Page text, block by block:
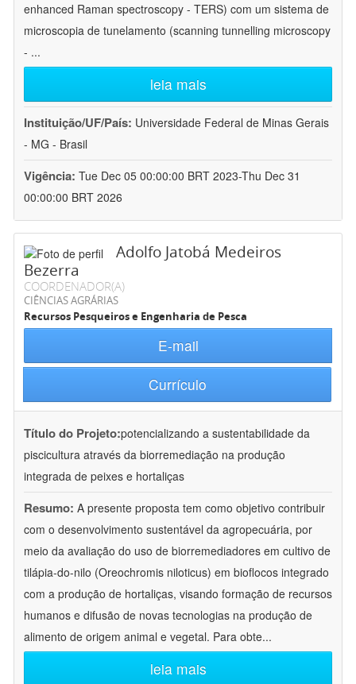
enhanced Raman spectroscopy - TERS) com um sistema de
microscopia de tunelamento (scanning tunnelling microscopy
- ...
leia mais
Instituição/UF/País: Universidade Federal de Minas Gerais
- MG - Brasil
Vigência: Tue Dec 05 00:00:00 BRT 2023-Thu Dec 31
00:00:00 BRT 2026
Adolfo Jatobá Medeiros
Bezerra
COORDENADOR(A)
CIÊNCIAS AGRÁRIAS
Recursos Pesqueiros e Engenharia de Pesca
E-mail
Currículo
Título do Projeto:potencializando a sustentabilidade da
piscicultura através da biorremediação na produção
integrada de peixes e hortaliças
Resumo: A presente proposta tem como objetivo contribuir
com o desenvolvimento sustentável da agropecuária, por
meio da avaliação do uso de biorremediadores em cultivo de
tilápia-do-nilo (Oreochromis niloticus) em bioflocos integrado
com a produção de hortaliças, visando formação de recursos
humanos e difusão de novas tecnologias na produção de
alimento de origem animal e vegetal. Para obte...
leia mais